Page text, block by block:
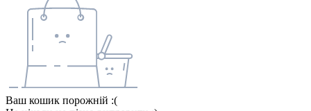
Ваш кошик порожній :(